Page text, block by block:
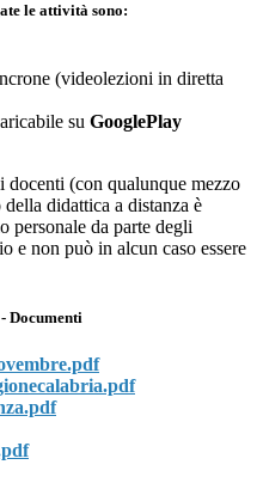
le attività sono:
(videolezioni in diretta
su GooglePlay
(con qualunque mezzo
didattica a distanza è
personale da parte degli
e non può in alcun caso essere
Documenti